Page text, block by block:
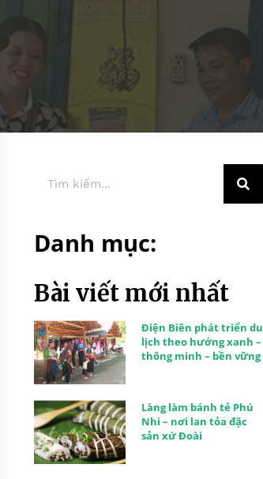
Danh mục:
Bài viết mới nhất
Điện Biên phát triển du
lịch theo hướng xanh –
thông minh – bền vững
Làng làm bánh tẻ Phú
Nhi – nơi lan tỏa đặc
sản xứ Đoài